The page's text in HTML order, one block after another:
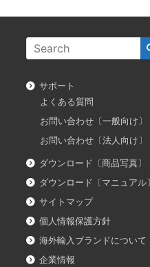
サポート
よくある質問
お問い合わせ〔一般向け〕
お問い合わせ〔法人向け〕
ダウンロード〔商品写真〕
ダウンロード〔マニュアル
サイトマップ
個人情報保護方針
海外輸入ブランドについて
企業情報